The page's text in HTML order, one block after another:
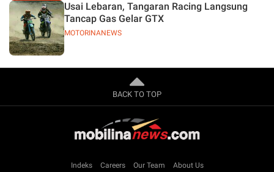
MOTORINANEWS
Usai Lebaran, Tangaran Racing Langsung
Tancap Gas Gelar GTX
BACK TO TOP
Indeks Careers Our Team About Us